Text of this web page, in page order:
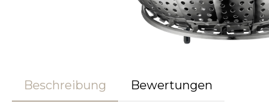
Beschreibung Bewertungen